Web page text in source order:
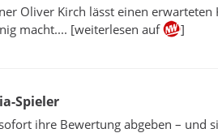
Oliver Kirch lässt einen erwarteten
macht.... [weiterlesen auf
]
Spieler
ihre Bewertung abgeben – und